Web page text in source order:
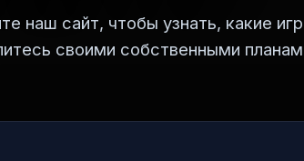
наш сайт, чтобы узнать, какие
своими собственными